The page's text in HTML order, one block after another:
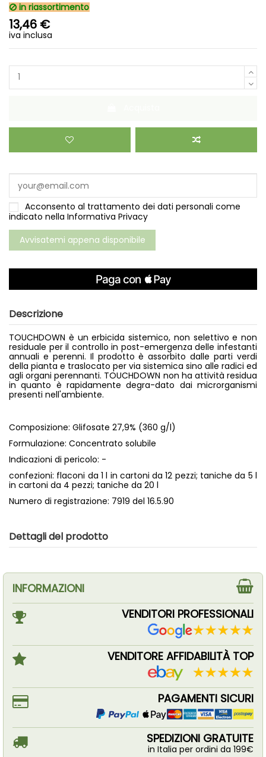
in riassortimento
13,46 €
iva inclusa
Acconsento al trattamento dei dati personali come
indicato nella Informativa Privacy
Descrizione
TOUCHDOWN è un erbicida sistemico, non selettivo e non
residuale per il controllo in post-emergenza delle infestanti
annuali e perenni. Il prodotto è assorbito dalle parti verdi
della pianta e traslocato per via sistemica sino alle radici ed
agli organi perennanti. TOUCHDOWN non ha attività residua
in quanto è rapidamente degra-dato dai microrganismi
presenti nell'ambiente.
Composizione: Glifosate 27,9% (360 g/l)
Formulazione: Concentrato solubile
Indicazioni di pericolo: -
confezioni: flaconi da 1 l in cartoni da 12 pezzi; taniche da 5 l
in cartoni da 4 pezzi; taniche da 20 l
Numero di registrazione: 7919 del 16.5.90
Dettagli del prodotto
INFORMAZIONI
VENDITORI PROFESSIONALI
VENDITORE AFFIDABILITÀ TOP
PAGAMENTI SICURI
SPEDIZIONI GRATUITE
in Italia per ordini da 199€